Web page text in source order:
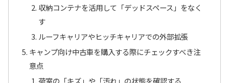
収納コンテナを活用して「デッドスペース」をなく
す
ルーフキャリアやヒッチキャリアでの外部拡張
キャンプ向け中古車を購入する際にチェックすべき注
意点
荷室の「キズ」や「汚れ」の状態を確認する